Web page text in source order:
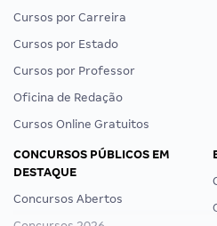
Cursos por Carreira
Cursos por Estado
Cursos por Professor
Oficina de Redação
Cursos Online Gratuitos
CONCURSOS PÚBLICOS EM
DESTAQUE
Concursos Abertos